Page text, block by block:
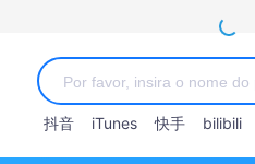
抖音 iTunes 快手 bilibili